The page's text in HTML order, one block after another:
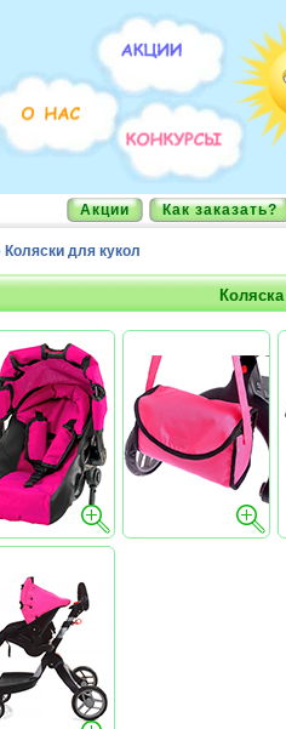
Акции Как заказать?
Коляски для кукол